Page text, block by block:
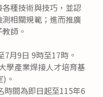
種技術與技巧，並認
相關規範；進而推廣
師。
7月9日 9時至17時。
學產業焊接人才培育基
。
時間為即日起至115年6